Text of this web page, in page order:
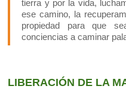
tierra y por la vida,
ese camino, la
propiedad para que
conciencias a caminar
LIBERACIÓN DE LA